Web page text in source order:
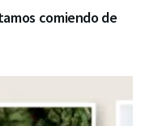
comiendo de